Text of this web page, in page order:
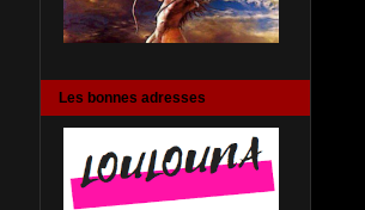
Les bonnes adresses